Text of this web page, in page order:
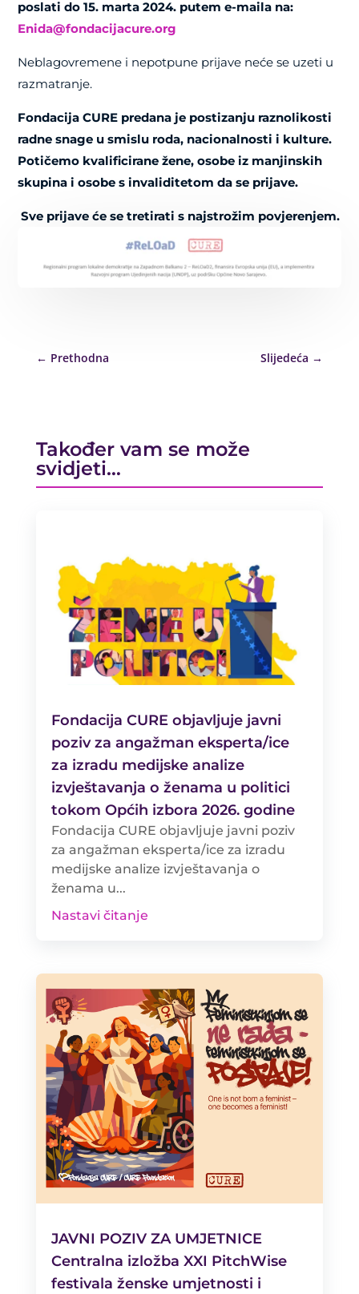
poslati do 15. marta 2024. putem e-maila na:
Enida@fondacijacure.org
Neblagovremene i nepotpune prijave neće se uzeti u
razmatranje.
Fondacija CURE predana je postizanju raznolikosti
radne snage u smislu roda, nacionalnosti i kulture.
Potičemo kvalificirane žene, osobe iz manjinskih
skupina i osobe s invaliditetom da se prijave.
Sve prijave će se tretirati s najstrožim povjerenjem.
← Prethodna Slijedeća →
Također vam se može
svidjeti…
Fondacija CURE objavljuje javni
poziv za angažman eksperta/ice
za izradu medijske analize
izvještavanja o ženama u politici
tokom Općih izbora 2026. godine
Fondacija CURE objavljuje javni poziv
za angažman eksperta/ice za izradu
medijske analize izvještavanja o
ženama u...
Nastavi čitanje
JAVNI POZIV ZA UMJETNICE
Centralna izložba XXI PitchWise
festivala ženske umjetnosti i